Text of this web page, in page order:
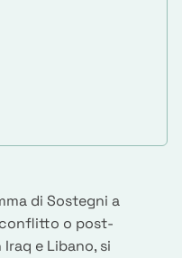
di Sostegni a
o post-
e Libano, si